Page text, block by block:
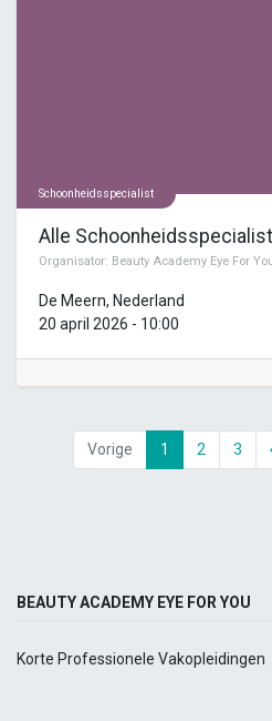
Schoonheidsspecialist
Alle
Organisator: Beauty Academy Eye For
De Meern, Nederland
20 april 2026 - 10:00
Vorige 1 2 3
BEAUTY ACADEMY EYE FOR YOU
Korte Professionele Vakopleidingen